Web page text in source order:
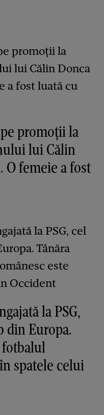
promoții la
lui Călin
O femeie a fost
la PSG,
din Europa.
fotbalul
spatele celui